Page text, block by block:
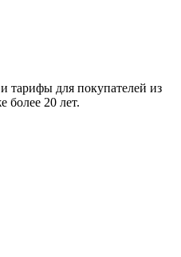
тарифы для покупателей из
более 20 лет.